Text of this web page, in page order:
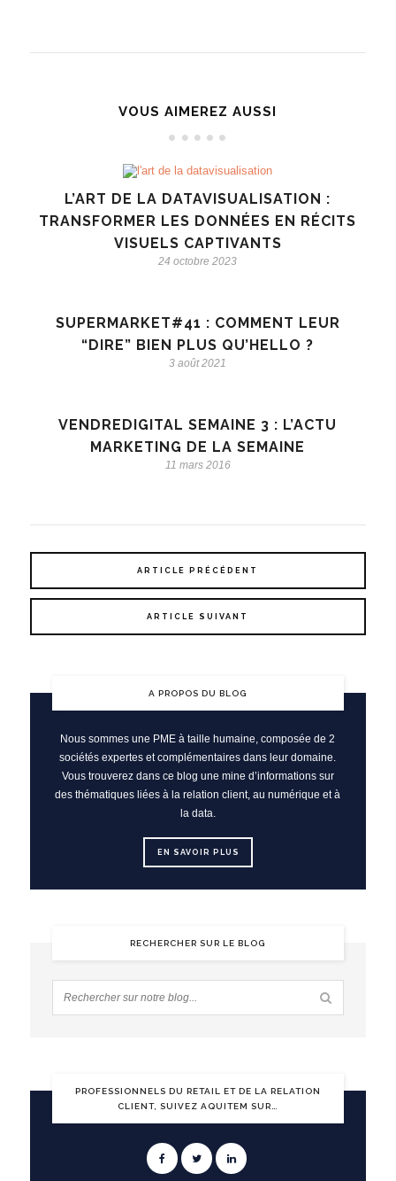
VOUS AIMEREZ AUSSI
L’ART DE LA DATAVISUALISATION :
TRANSFORMER LES DONNÉES EN RÉCITS
VISUELS CAPTIVANTS
24 octobre 2023
SUPERMARKET#41 : COMMENT LEUR
“DIRE” BIEN PLUS QU’HELLO ?
3 août 2021
VENDREDIGITAL SEMAINE 3 : L’ACTU
MARKETING DE LA SEMAINE
11 mars 2016
ARTICLE PRÉCÉDENT
ARTICLE SUIVANT
A PROPOS DU BLOG
Nous sommes une PME à taille humaine, composée de 2
sociétés expertes et complémentaires dans leur domaine.
Vous trouverez dans ce blog une mine d’informations sur
des thématiques liées à la relation client, au numérique et à
la data.
EN SAVOIR PLUS
RECHERCHER SUR LE BLOG
PROFESSIONNELS DU RETAIL ET DE LA RELATION
CLIENT, SUIVEZ AQUITEM SUR…